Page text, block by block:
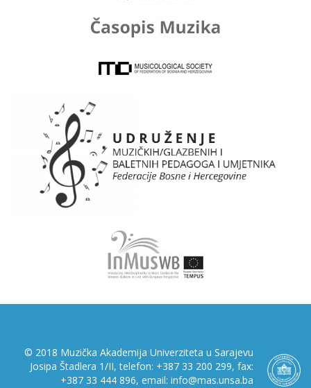
© 2018 Muzička Akademija Univerziteta u Sarajevu
Josipa Štadlera 1/II, telefon: +387 33 200 299, fax:
+387 33 444 896, email: info@mas.unsa.ba